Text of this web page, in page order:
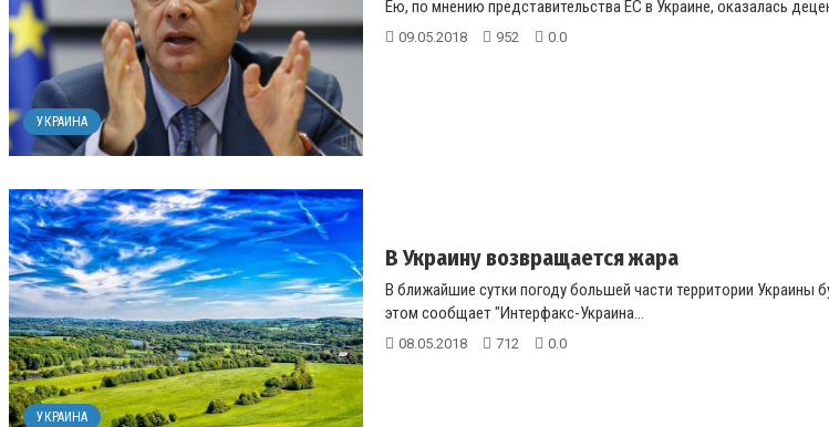
УКРАИНА
Ею, по мнению представительства ЕС в Украине, оказалась
09.05.2018 952 0.0
УКРАИНА
В Украину возвращается жара
В ближайшие сутки погоду большей части территории Украины
этом сообщает "Интерфакс-Украина...
08.05.2018 712 0.0